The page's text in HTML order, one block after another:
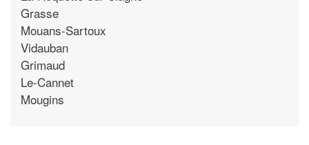
Grasse
Mouans-Sartoux
Vidauban
Grimaud
Le-Cannet
Mougins